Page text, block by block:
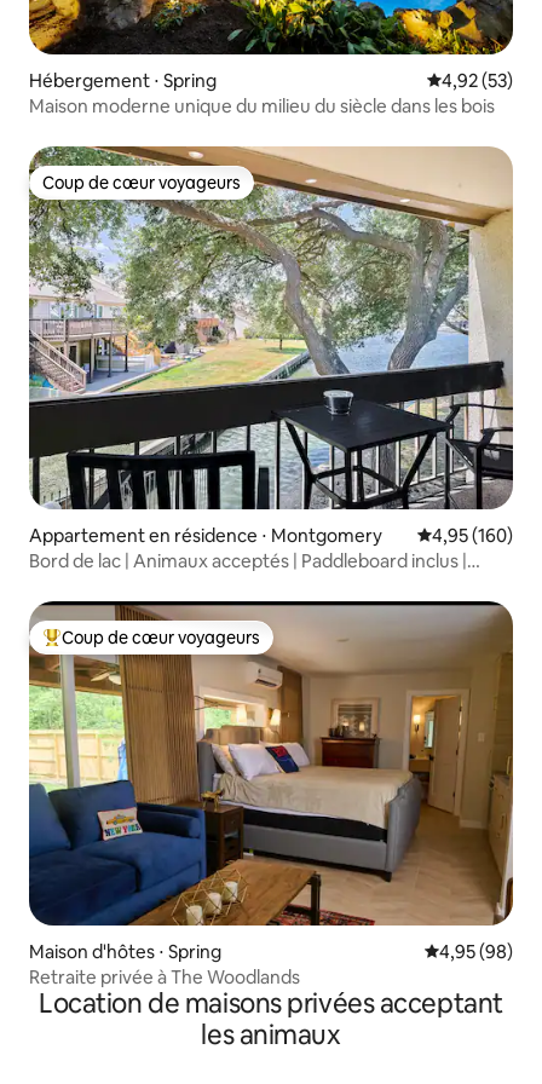
Hébergement ⋅ Spring Évaluation
4,92 (53)
Maison moderne unique du milieu du siècle dans les bois
Coup de cœur voyageurs
Coup de cœur voyageurs
Appartement en résidence ⋅ Montgomery Évaluation
4,95 (160)
Bord de lac | Animaux acceptés | Paddleboard inclus |
Coups de cœur voyageurs les plus appréciés
Coup de cœur voyageurs
Maison d'hôtes ⋅ Spring Évaluation
4,95 (98)
Retraite privée à The Woodlands
Location de maisons privées acceptant
les animaux